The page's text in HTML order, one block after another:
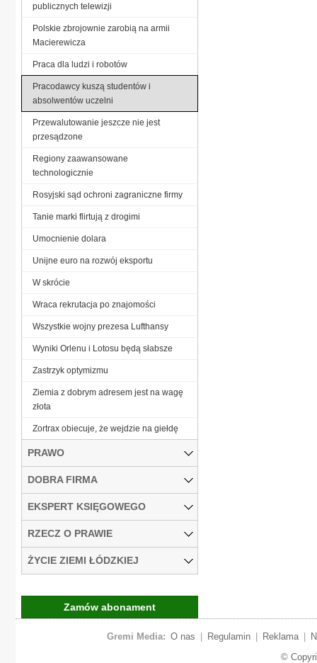
publicznych telewizji
Polskie zbrojownie zarobią na armii
Macierewicza
Praca dla ludzi i robotów
Pracodawcy kuszą studentów i
absolwentów uczelni
Przewalutowanie jeszcze nie jest
przesądzone
Regiony zaawansowane
technologicznie
Rosyjski sąd ochroni zagraniczne firmy
Tanie marki flirtują z drogimi
Umocnienie dolara
Unijne euro na rozwój eksportu
W skrócie
Wraca rekrutacja po znajomości
Wszystkie wojny prezesa Lufthansy
Wyniki Orlenu i Lotosu będą słabsze
Zastrzyk optymizmu
Ziemia z dobrym adresem jest na wagę
złota
Zortrax obiecuje, że wejdzie na giełdę
PRAWO
DOBRA FIRMA
EKSPERT KSIĘGOWEGO
RZECZ O PRAWIE
ŻYCIE ZIEMI ŁÓDZKIEJ
Zamów abonament
Gremi Media: O nas Regulamin Reklama
©